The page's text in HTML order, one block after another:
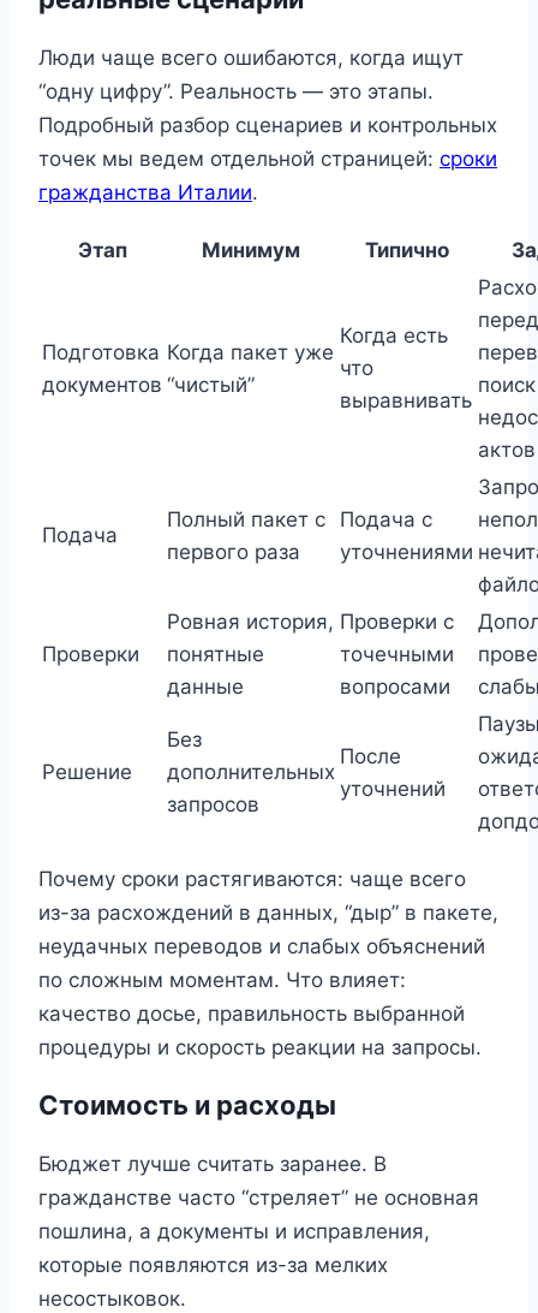
Люди чаще всего ошибаются, когда ищут
“одну цифру”. Реальность — это этапы.
Подробный разбор сценариев и контрольных
точек мы ведем отдельной страницей: сроки
гражданства Италии.
Этап Минимум Типично
Подготовка
документов
Когда пакет уже
“чистый”
Когда есть
что
выравнивать
поиск
актов
Подача
Полный пакет с
первого раза
Подача с
уточнениями
Проверки
Ровная история,
понятные
данные
Проверки с
точечными
вопросами
Решение
Без
дополнительных
запросов
После
уточнений
Почему сроки растягиваются: чаще всего
из-за расхождений в данных, “дыр” в пакете,
неудачных переводов и слабых объяснений
по сложным моментам. Что влияет:
качество досье, правильность выбранной
процедуры и скорость реакции на запросы.
Стоимость и расходы
Бюджет лучше считать заранее. В
гражданстве часто “стреляет” не основная
пошлина, а документы и исправления,
которые появляются из-за мелких
несостыковок.